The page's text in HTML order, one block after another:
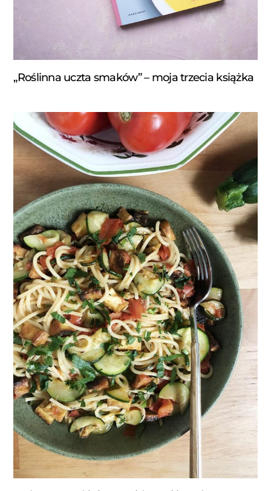
„Roślinna uczta smaków” – moja trzecia książka